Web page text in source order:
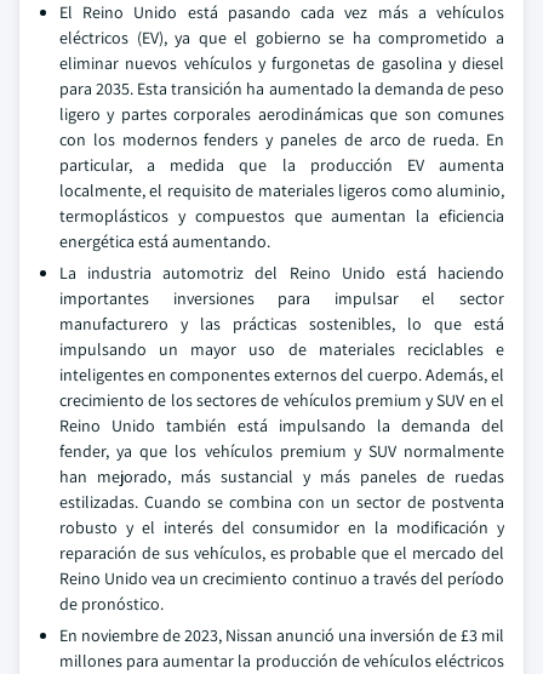
El Reino Unido está pasando cada vez más a vehículos
eléctricos (EV), ya que el gobierno se ha comprometido a
eliminar nuevos vehículos y furgonetas de gasolina y diesel
para 2035. Esta transición ha aumentado la demanda de peso
ligero y partes corporales aerodinámicas que son comunes
con los modernos fenders y paneles de arco de rueda. En
particular, a medida que la producción EV aumenta
localmente, el requisito de materiales ligeros como aluminio,
termoplásticos y compuestos que aumentan la eficiencia
energética está aumentando.
La industria automotriz del Reino Unido está haciendo
importantes inversiones para impulsar el sector
manufacturero y las prácticas sostenibles, lo que está
impulsando un mayor uso de materiales reciclables e
inteligentes en componentes externos del cuerpo. Además, el
crecimiento de los sectores de vehículos premium y SUV en el
Reino Unido también está impulsando la demanda del
fender, ya que los vehículos premium y SUV normalmente
han mejorado, más sustancial y más paneles de ruedas
estilizadas. Cuando se combina con un sector de postventa
robusto y el interés del consumidor en la modificación y
reparación de sus vehículos, es probable que el mercado del
Reino Unido vea un crecimiento continuo a través del período
de pronóstico.
En noviembre de 2023, Nissan anunció una inversión de £3 mil
millones para aumentar la producción de vehículos eléctricos